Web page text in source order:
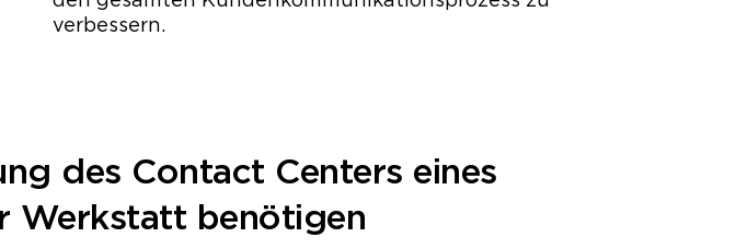
verbessern.
des Contact Centers eines
Werkstatt benötigen